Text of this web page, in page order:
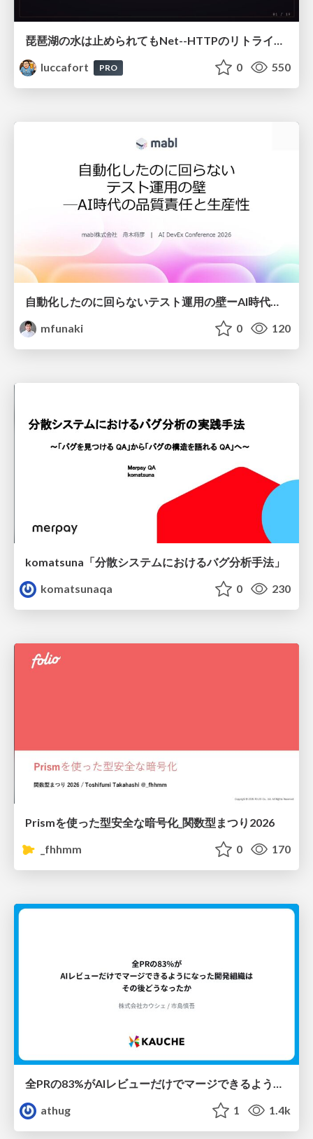
琵琶湖の水は止められてもNet--HTTPのリトライは止められない / You might be able to stop the water flow of Lake Biwa but you can't stop Net::HTTP retries
luccafort
PRO 0 550
mfunaki
0 120
komatsuna「分散システムにおけるバグ分析手法」
komatsunaqa
0 230
Prismを使った型安全な暗号化_関数型まつり2026
_fhhmm
0 170
athug
1 1.4k